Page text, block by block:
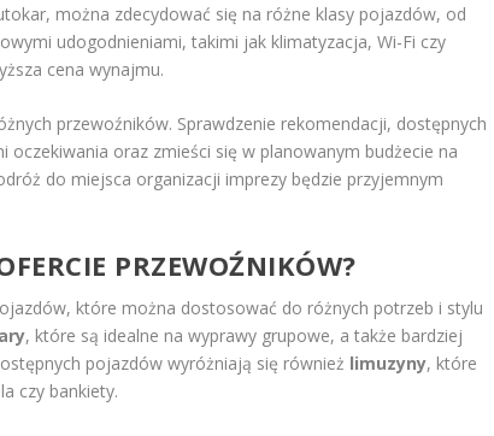
można zdecydować się na różne klasy pojazdów, od
udogodnieniami, takimi jak klimatyzacja, Wi-Fi czy
cena wynajmu.
przewoźników. Sprawdzenie rekomendacji, dostępnych
oczekiwania oraz zmieści się w planowanym budżecie na
do miejsca organizacji imprezy będzie przyjemnym
PRZEWOŹNIKÓW?
które można dostosować do różnych potrzeb i stylu
, które są idealne na wyprawy grupowe, a także bardziej
pojazdów wyróżniają się również limuzyny, które
czy bankiety.